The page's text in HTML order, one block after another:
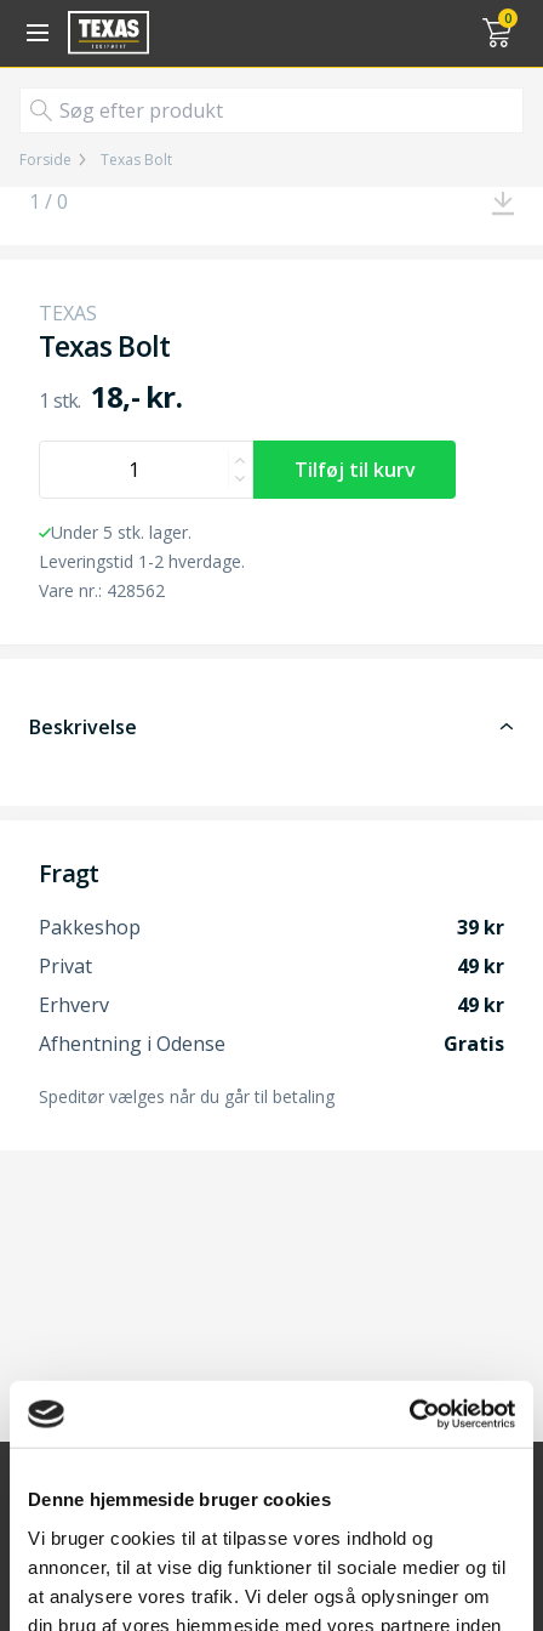
Denne hjemmeside bruger cookies
Vi bruger cookies til at tilpasse vores indhold og
annoncer, til at vise dig funktioner til sociale medier og til
at analysere vores trafik. Vi deler også oplysninger om
din brug af vores hjemmeside med vores partnere inden
0
Gå til kurv (
Forside Texas Bolt
1 / 0
TEXAS
Texas Bolt
18,- kr.
Under 5 stk. lager.
Leveringstid 1-2 hverdage.
Vare nr.: 428562
Beskrivelse
Fragt
Pakkeshop
39
Privat
49
Erhverv
49
Afhentning i Odense
Gratis
Speditør vælges når du går til betaling
Kontakt
Texas A/S
Knullen 22